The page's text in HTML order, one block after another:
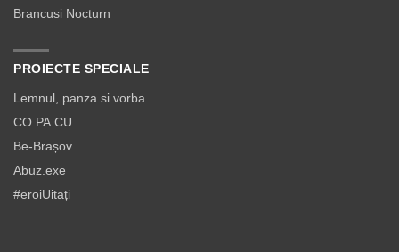
Brancusi Nocturn
PROIECTE SPECIALE
Lemnul, panza si vorba
CO.PA.CU
Be-Brașov
Abuz.exe
#eroiUitați